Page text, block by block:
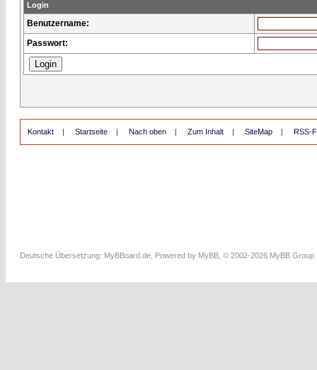
Login
Benutzername:
Passwort:
Kontakt | Startseite | Nach oben | Zum Inhalt | SiteMap | RSS-
Deutsche Übersetzung: MyBBoard.de , Powered by MyBB , © 2002-2026 MyBB Group